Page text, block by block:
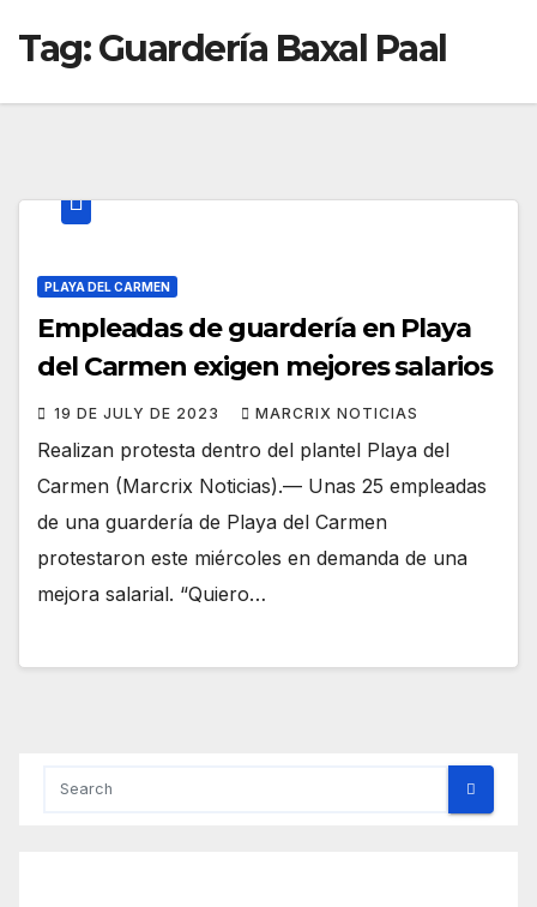
Tag:Guardería Baxal Paal
PLAYA DEL CARMEN
Empleadas de guardería en Playa
del Carmen exigen mejores salarios
19 DE JULY DE 2023 MARCRIX NOTICIAS
Realizan protesta dentro del plantel Playa del
Carmen (Marcrix Noticias).— Unas 25 empleadas
de una guardería de Playa del Carmen
protestaron este miércoles en demanda de una
mejora salarial. “Quiero…